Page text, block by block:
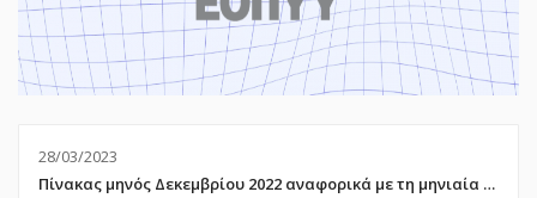
28/03/2023
Πίνακας μηνός Δεκεμβρίου 2022 αναφορικά με τη μηνιαία προείσπραξη